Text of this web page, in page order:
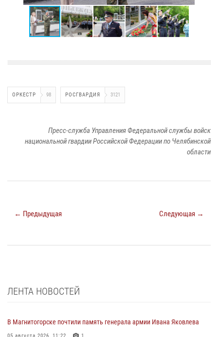
ОРКЕСТР 98 РОСГВАРДИЯ 3121
Пресс-служба Управления Федеральной службы войск
национальной гвардии Российской Федерации по Челябинской
области
← Предыдущая Следующая →
ЛЕНТА НОВОСТЕЙ
В Магнитогорске почтили память генерала армии Ивана Яковлева